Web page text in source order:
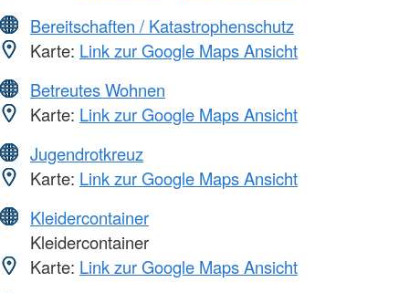
Bereitschaften / Katastrophenschutz
Karte: Link zur Google Maps Ansicht
Betreutes Wohnen
Karte: Link zur Google Maps Ansicht
Jugendrotkreuz
Karte: Link zur Google Maps Ansicht
Kleidercontainer
Kleidercontainer
Karte: Link zur Google Maps Ansicht